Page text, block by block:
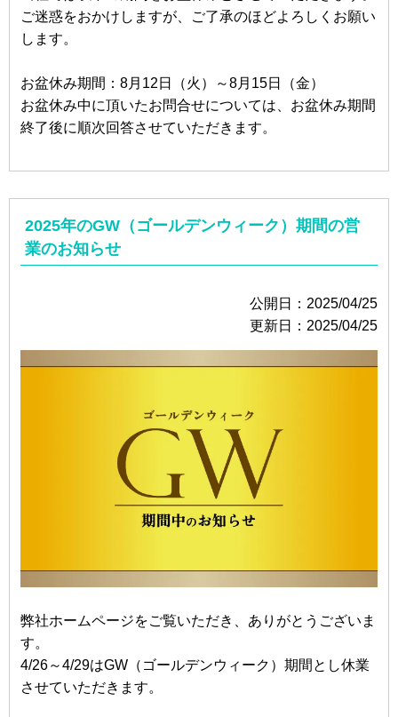
ご迷惑をおかけしますが、ご了承のほどよろしくお願い
します。
お盆休み期間：8月12日（火）～8月15日（金）
お盆休み中に頂いたお問合せについては、お盆休み期間
終了後に順次回答させていただきます。
2025年のGW（ゴールデンウィーク）期間の営
業のお知らせ
公開日：2025/04/25
更新日：2025/04/25
弊社ホームページをご覧いただき、ありがとうございま
す。
4/26～4/29はGW（ゴールデンウィーク）期間とし休業
させていただきます。